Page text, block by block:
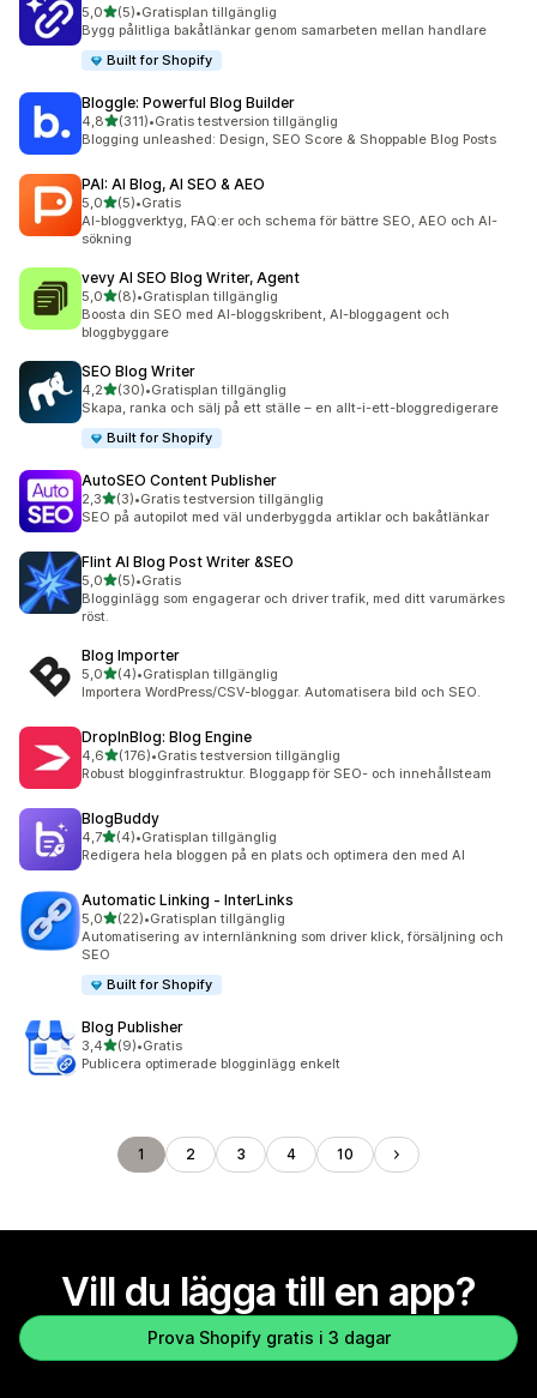
5,0av 5 stjärnor
(5)
5 recensioner totalt
•Gratisplan tillgänglig
Bygg pålitliga bakåtlänkar genom samarbeten mellan handlare
Built for Shopify
Bloggle: Powerful Blog Builder
4,8av 5 stjärnor
(311)
311 recensioner totalt
•Gratis testversion tillgänglig
Blogging unleashed: Design, SEO Score & Shoppable Blog Posts
PAI: AI Blog, AI SEO & AEO
5,0av 5 stjärnor
(5)
5 recensioner totalt
•Gratis
AI-bloggverktyg, FAQ:er och schema för bättre SEO, AEO och AI-
sökning
vevy AI SEO Blog Writer, Agent
5,0av 5 stjärnor
(8)
8 recensioner totalt
•Gratisplan tillgänglig
Boosta din SEO med AI-bloggskribent, AI-bloggagent och
bloggbyggare
SEO Blog Writer
4,2av 5 stjärnor
(30)
30 recensioner totalt
•Gratisplan tillgänglig
Skapa, ranka och sälj på ett ställe – en allt-i-ett-bloggredigerare
Built for Shopify
AutoSEO Content Publisher
2,3av 5 stjärnor
(3)
3 recensioner totalt
•Gratis testversion tillgänglig
SEO på autopilot med väl underbyggda artiklar och bakåtlänkar
Flint AI Blog Post Writer &SEO
5,0av 5 stjärnor
(5)
5 recensioner totalt
•Gratis
Blogginlägg som engagerar och driver trafik, med ditt varumärkes
röst.
Blog Importer
5,0av 5 stjärnor
(4)
4 recensioner totalt
•Gratisplan tillgänglig
Importera WordPress/CSV-bloggar. Automatisera bild och SEO.
DropInBlog: Blog Engine
4,6av 5 stjärnor
(176)
176 recensioner totalt
•Gratis testversion tillgänglig
Robust blogginfrastruktur. Bloggapp för SEO- och innehållsteam
BlogBuddy
4,7av 5 stjärnor
(4)
4 recensioner totalt
•Gratisplan tillgänglig
Redigera hela bloggen på en plats och optimera den med AI
Automatic Linking ‑ InterLinks
5,0av 5 stjärnor
(22)
22 recensioner totalt
•Gratisplan tillgänglig
Automatisering av internlänkning som driver klick, försäljning och
SEO
Built for Shopify
Blog Publisher
3,4av 5 stjärnor
(9)
9 recensioner totalt
•Gratis
Publicera optimerade blogginlägg enkelt
1 2 3 4 10
Vill du lägga till en app?
Prova Shopify gratis i 3 dagar